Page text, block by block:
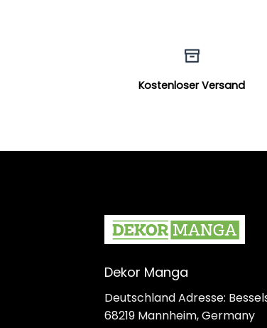
Kostenloser Versand
Dekor Manga
Deutschland Adresse:
68219 Mannheim, Germany